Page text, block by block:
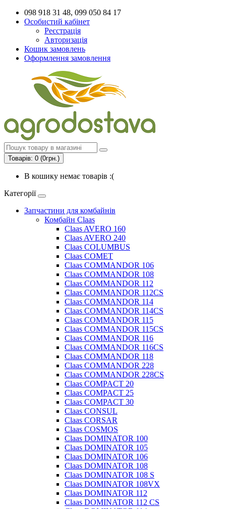
098 918 31 48, 099 050 84 17
Особистий кабінет
Реєстрація
Авторизація
Кошик замовлень
Оформлення замовлення
Товарів: 0 (0грн.)
В кошику немає товарів :(
Категорії
Запчастини для комбайнів
Комбайн Claas
Claas AVERO 160
Claas AVERO 240
Claas COLUMBUS
Claas COMET
Claas COMMANDOR 106
Claas COMMANDOR 108
Claas COMMANDOR 112
Claas COMMANDOR 112CS
Claas COMMANDOR 114
Claas COMMANDOR 114CS
Claas COMMANDOR 115
Claas COMMANDOR 115CS
Claas COMMANDOR 116
Claas COMMANDOR 116CS
Claas COMMANDOR 118
Claas COMMANDOR 228
Claas COMMANDOR 228CS
Claas COMPACT 20
Claas COMPACT 25
Claas COMPACT 30
Claas CONSUL
Claas CORSAR
Claas COSMOS
Claas DOMINATOR 100
Claas DOMINATOR 105
Claas DOMINATOR 106
Claas DOMINATOR 108
Claas DOMINATOR 108 S
Claas DOMINATOR 108VX
Claas DOMINATOR 112
Claas DOMINATOR 112 CS